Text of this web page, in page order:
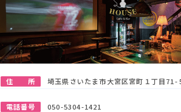
住 所 埼玉県さいたま市大宮区宮町１丁目71-
電話番号 050-5304-1421